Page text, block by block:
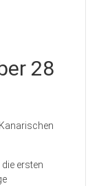
28
ersten